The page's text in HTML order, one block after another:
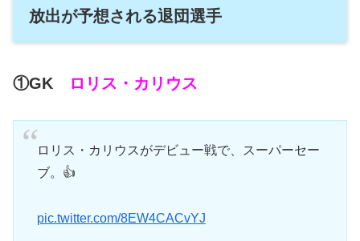
放出が予想される退団選手
①GK ロリス・カリウス
ロリス・カリウスがデビュー戦で、スーパーセー
ブ。👍
pic.twitter.com/8EW4CACvYJ